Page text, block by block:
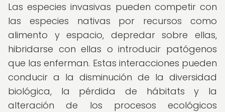
Las especies invasivas pueden competir con
las especies nativas por recursos como
alimento y espacio, depredar sobre ellas,
hibridarse con ellas o introducir patógenos
que las enferman. Estas interacciones pueden
conducir a la disminución de la diversidad
biológica, la pérdida de hábitats y la
alteración de los procesos ecológicos